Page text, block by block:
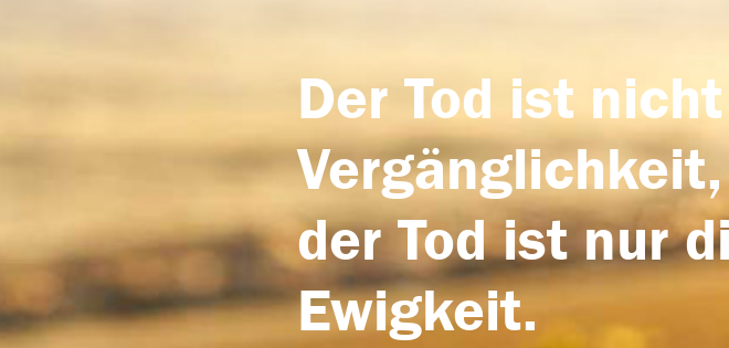
Der Tod ist
Vergänglichkeit,
der Tod ist nur
Ewigkeit.